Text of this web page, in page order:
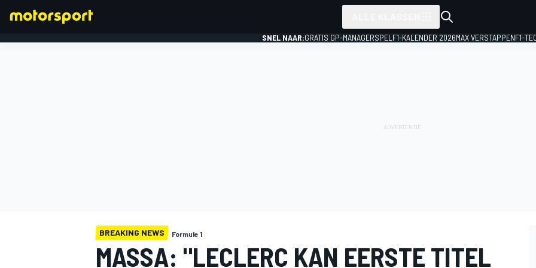
SNEL NAAR:GRATIS GP-MANAGERSPEL F1-KALENDER 2026MAX VERSTAPPENF1-
BREAKING NEWS Formule 1
MASSA: "LECLERC KAN EERSTE TITEL